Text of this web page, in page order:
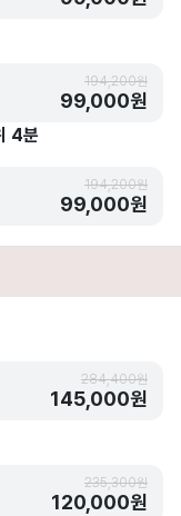
194,200원
99,000원
4분
194,200원
99,000원
284,400원
145,000원
235,300원
120,000원